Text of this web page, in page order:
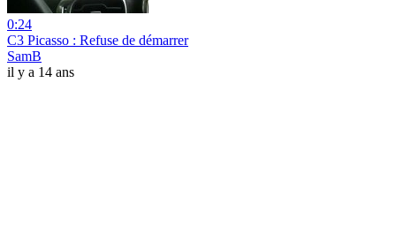
0:24
C3 Picasso : Refuse de démarrer
SamB
il y a 14 ans